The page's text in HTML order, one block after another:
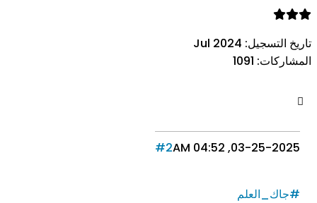
تاريخ التسجيل: Jul 2024
المشاركات: 1091
#2 03-25-2025, 04:52 AM
#جاك_العلم